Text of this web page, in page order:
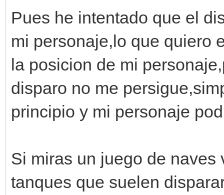
Pues he intentado que el
mi personaje,lo que quiero
la posicion de mi
disparo no me
principio y mi personaje
Si miras un juego de
tanques que suelen